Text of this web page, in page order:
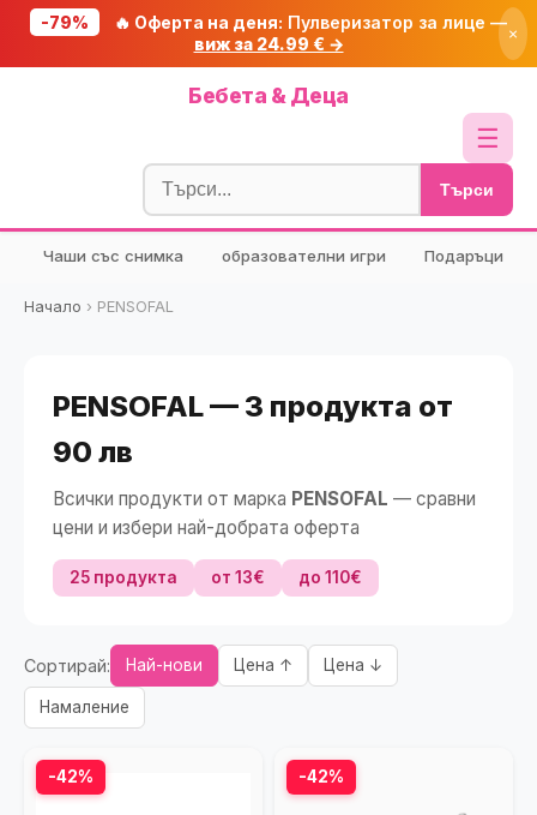
-79% 🔥 Оферта на деня: Пулверизатор за лице —
виж за 24.99 € →
×
Бебета & Деца
☰
Блог
🧮 Калкулатори
🔍 Намери продукт
Търси
Чаши със снимка образователни игри Подаръци
Начало › PENSOFAL
PENSOFAL — 3 продукта от
90 лв
Всички продукти от марка PENSOFAL — сравни
цени и избери най-добрата оферта
25 продукта от 13€ до 110€
Сортирай: Най-нови Цена ↑ Цена ↓
Намаление
-42% -42%